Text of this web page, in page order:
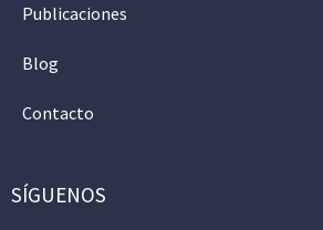
Publicaciones
Blog
Contacto
SÍGUENOS